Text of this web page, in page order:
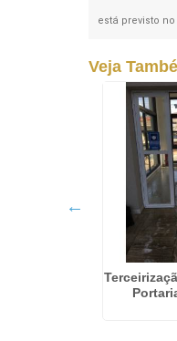
está previsto
Veja